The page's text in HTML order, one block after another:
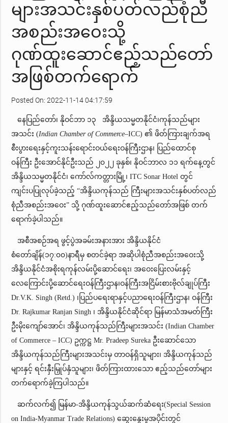
များအသင်းနှစ်ပတ်လည်စုံညီ
အစည်းအဝေးသို့
ဂုဏ်ထူးဆောင်ဧည့်သည်တော်
အဖြစ်တက်ရောက်
Posted On: 2022-11-14 04:17:59
နေပြည်တော်၊ နိုဝင်ဘာ ၁၃ အိန္ဒိယသမ္မတနိုင်ငံ၊ကုန်သည်များ
အသင်း (Indian Chamber of Commerce–ICC) ၏ ဖိတ်ကြားချက်အရ
စီးပွားရေးနှင့်ကူးသန်းရောင်းဝယ်ရေးဝန်ကြီးဌာန၊ ပြည်ထောင်စု
ဝန်ကြီး ဦးအောင်နိုင်ဦးသည် ၂၀၂၂ ခုနှစ်၊ နိုဝင်ဘာလ ၁၁ ရက်နေ့တွင်
အိန္ဒိယသမ္မတနိုင်ငံ၊ ကော်လ်ကတ္တားမြို့၊ ITC Sonar Hotel တွင်
ကျင်းပပြုလုပ်ခဲ့သည့် “အိန္ဒိယကုန်သည် ကြီးများအသင်းနှစ်ပတ်လည်
စုံညီအစည်းအဝေး” သို့ ဂုဏ်ထူးဆောင်ဧည့်သည်တော်အဖြစ် တက်
ရောက်ခဲ့ပါသည်။
အစီအစဉ်အရ ဖွင့်ပွဲအခမ်းအနားအား အိန္ဒိယနိုင်ငံ
စံတော်ချိန်(၁၇:၀၀)နာရီမှ စတင်ခဲ့ရာ အဆိုပါစုံညီအစည်းအဝေးသို့
အိန္ဒိယနိုင်ငံအစိုးရကုန်လမ်းပို့ဆောင်ရေး၊ အဝေးပြေးလမ်းနှင့်
လေကြောင်းပို့ဆောင်ရေးဝန်ကြီးဌာန၊ဝန်ကြီးအငြိမ်းစားဗိုလ်ချုပ်ကြီး
Dr.V.K. Singh (Retd.) ၊ပြည်ပရေးရာနှင့်ပညာရေးဝန်ကြီးဌာန၊ ဝန်ကြီး
Dr. Rajkumar Ranjan Singh ၊ အိန္ဒိယနိုင်ငံဆိုင်ရာ မြန်မာသံအမတ်ကြီး
ဦးမိုးကျော်အောင်၊ အိန္ဒိယကုန်သည်ကြီးများအသင်း (Indian Chamber
of Commerce – ICC) ဥက္ကဋ္ဌ Mr. Pradeep Sureka ဦးဆောင်သော
အိန္ဒိယကုန်သည်ကြီးများအသင်းမှ တာဝန်ရှိသူများ၊ အိန္ဒိယကုန်သည်
များနှင့် ရင်းနှီးမြှုပ်နှံသူများ၊ ဖိတ်ကြားထားသော ဧည့်သည်တော်များ
တက်ရောက်ခဲ့ကြပါသည်။
ဆက်လက်၍ မြန်မာ-အိန္ဒိယကုန်သွယ်ဆက်ဆံရေး(Special Session
on India-Myanmar Trade Relations) ဆွေးနွေးမှုအပိုင်းတွင်